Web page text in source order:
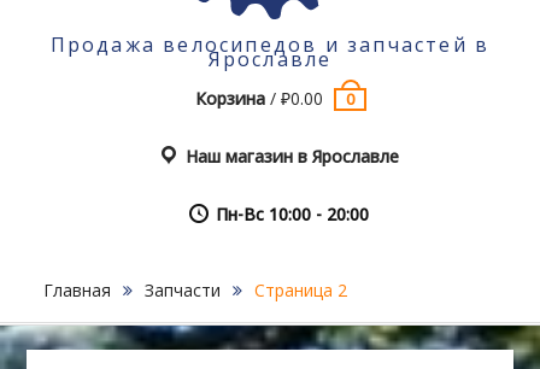
Продажа велосипедов и запчастей в
Ярославле
Корзина /₽0.00 0
Наш магазин в Ярославле
Пн-Вс 10:00 - 20:00
Главная Запчасти Страница 2